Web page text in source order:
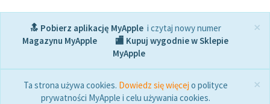
×
🔝 Pobierz aplikację MyApple i czytaj nowy numer
Magazynu MyApple
🏬 Kupuj wygodnie w Sklepie
MyApple
×
Ta strona używa cookies. Dowiedz się więcej o polityce
prywatności MyApple i celu używania cookies.